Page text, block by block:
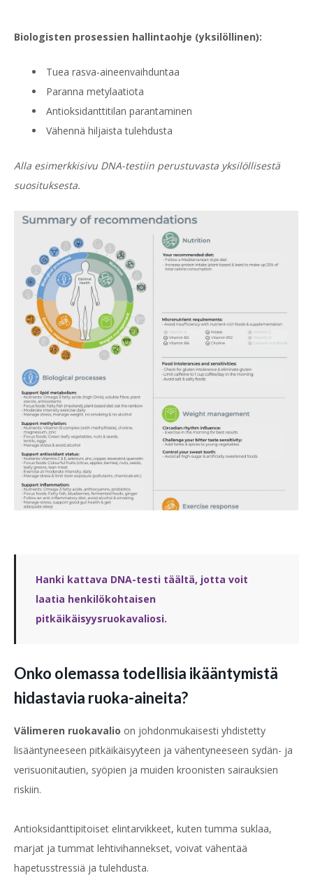
Biologisten prosessien hallintaohje (yksilöllinen):
Tuea rasva-aineenvaihduntaa
Paranna metylaatiota
Antioksidanttitilan parantaminen
Vähennä hiljaista tulehdusta
Alla esimerkkisivu DNA-testiin perustuvasta yksilöllisestä
suosituksesta.
Hanki kattava DNA-testi täältä, jotta voit
laatia henkilökohtaisen
pitkäikäisyysruokavaliosi.
Onko olemassa todellisia ikääntymistä
hidastavia ruoka-aineita?
Välimeren ruokavalio on johdonmukaisesti yhdistetty
lisääntyneeseen pitkäikäisyyteen ja vähentyneeseen sydän- ja
verisuonitautien, syöpien ja muiden kroonisten sairauksien
riskiin.
Antioksidanttipitoiset elintarvikkeet, kuten tumma suklaa,
marjat ja tummat lehtivihannekset, voivat vähentää
hapetusstressiä ja tulehdusta.